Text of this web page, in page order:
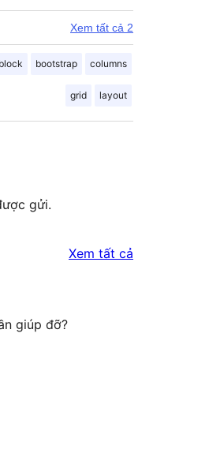
Xem tất cả 2
block bootstrap columns
grid layout
gửi.
Xem tất cả
giúp đỡ?